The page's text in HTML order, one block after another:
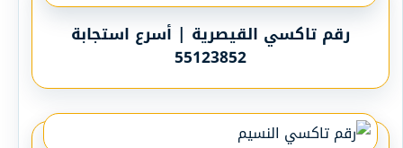
رقم تاكسي القيصرية | أسرع استجابة
55123852